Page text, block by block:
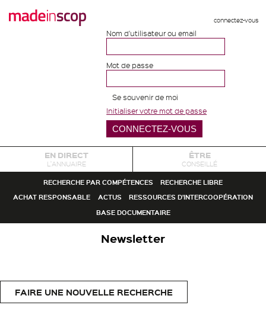
connectez-vous
Nom d'utilisateur ou email
Mot de passe
Se souvenir de moi
Initialiser votre mot de passe
EN DIRECT
L'ANNUAIRE
ÊTRE
CONSEILLÉ
RECHERCHE PAR COMPÉTENCES
RECHERCHE LIBRE
ACHAT RESPONSABLE
ACTUS
RESSOURCES D'INTERCOOPÉRATION
BASE DOCUMENTAIRE
Newsletter
FAIRE UNE NOUVELLE RECHERCHE